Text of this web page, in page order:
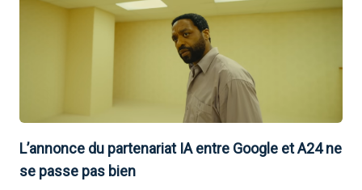
L’annonce du partenariat IA entre Google et A24 ne
se passe pas bien